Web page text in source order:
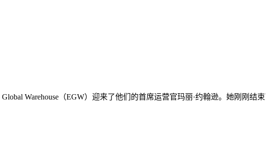
Warehouse（EGW）迎来了他们的首席运营官玛丽·约翰逊。她刚刚结